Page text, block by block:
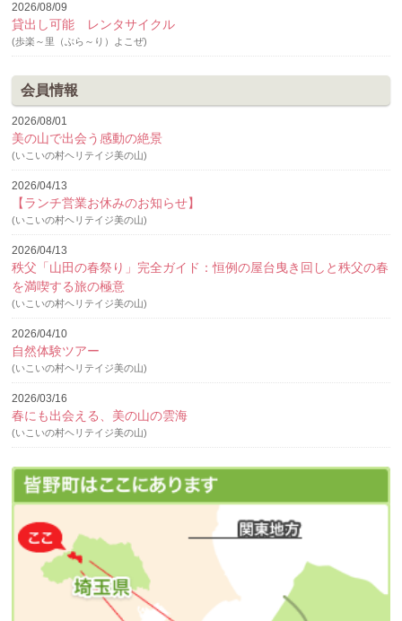
2026/08/09
貸出し可能 レンタサイクル
(歩楽～里（ぶら～り）よこぜ)
会員情報
2026/08/01
美の山で出会う感動の絶景
(いこいの村ヘリテイジ美の山)
2026/04/13
【ランチ営業お休みのお知らせ】
(いこいの村ヘリテイジ美の山)
2026/04/13
秩父「山田の春祭り」完全ガイド：恒例の屋台曳き回しと秩父の春
を満喫する旅の極意
(いこいの村ヘリテイジ美の山)
2026/04/10
自然体験ツアー
(いこいの村ヘリテイジ美の山)
2026/03/16
春にも出会える、美の山の雲海
(いこいの村ヘリテイジ美の山)